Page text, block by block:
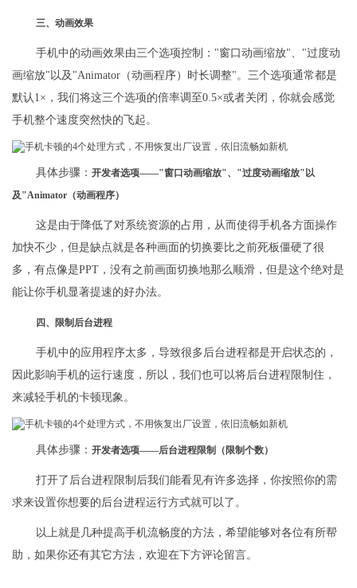
三、动画效果
手机中的动画效果由三个选项控制："窗口动画缩放"、"过度动
画缩放"以及"Animator（动画程序）时长调整"。三个选项通常都是
默认1×，我们将这三个选项的倍率调至0.5×或者关闭，你就会感觉
手机整个速度突然快的飞起。
具体步骤： 开发者选项——"窗口动画缩放"、"过度动画缩放"以
及"Animator（动画程序）
这是由于降低了对系统资源的占用，从而使得手机各方面操作
加快不少，但是缺点就是各种画面的切换要比之前死板僵硬了很
多，有点像是PPT，没有之前画面切换地那么顺滑，但是这个绝对是
能让你手机显著提速的好办法。
四、限制后台进程
手机中的应用程序太多，导致很多后台进程都是开启状态的，
因此影响手机的运行速度，所以，我们也可以将后台进程限制住，
来减轻手机的卡顿现象。
具体步骤： 开发者选项——后台进程限制（限制个数）
打开了后台进程限制后我们能看见有许多选择，你按照你的需
求来设置你想要的后台进程运行方式就可以了。
以上就是几种提高手机流畅度的方法，希望能够对各位有所帮
助，如果你还有其它方法，欢迎在下方评论留言。